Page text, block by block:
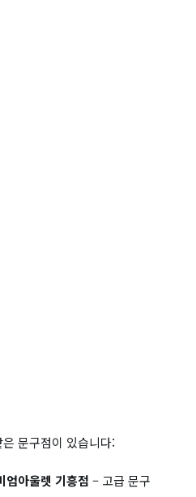
문구점이 있습니다:
엄아울렛 기흥점 – 고급 문구